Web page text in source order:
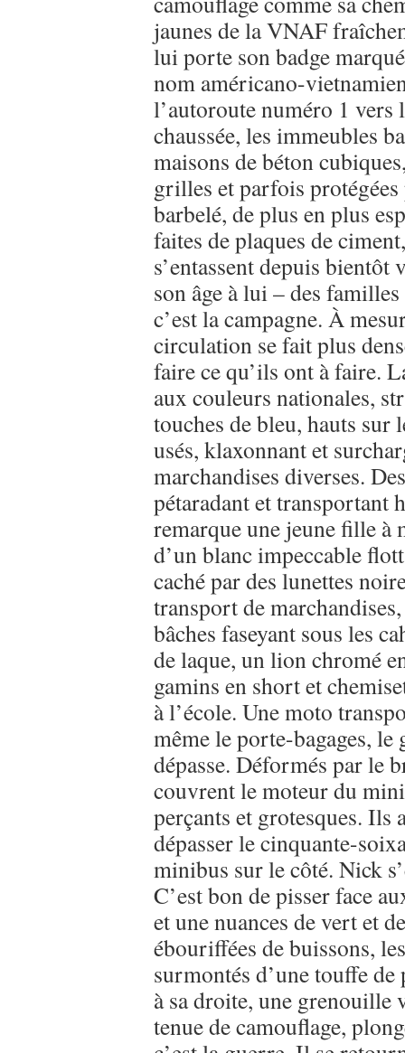
jaunes de la VNAF
lui porte son badge
nom américano-
l’autoroute numéro 1 vers
chaussée, les immeubles
maisons de béton
grilles et parfois
barbelé, de plus en plus
faites de plaques de
s’entassent depuis
son âge à lui – des
c’est la campagne. À
circulation se fait plus
faire ce qu’ils ont à faire.
aux couleurs nationales,
touches de bleu, hauts sur
usés, klaxonnant et
marchandises diverses.
pétaradant et transportant
remarque une jeune fille
d’un blanc impeccable
caché par des lunettes
transport de
bâches faseyant sous les
de laque, un lion chromé
gamins en short et
à l’école. Une moto
même le porte-bagages,
dépasse. Déformés par le
couvrent le moteur du
perçants et grotesques. Ils
dépasser le cinquante-
minibus sur le côté. Nick
C’est bon de pisser face
et une nuances de vert et
ébouriffées de buissons,
surmontés d’une touffe de
à sa droite, une grenouille
tenue de camouflage,